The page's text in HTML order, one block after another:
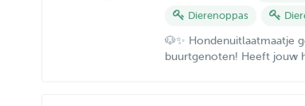
Dierenoppas
🐶✨ Hondenuitlaatmaatje
buurtgenoten! Heeft jouw